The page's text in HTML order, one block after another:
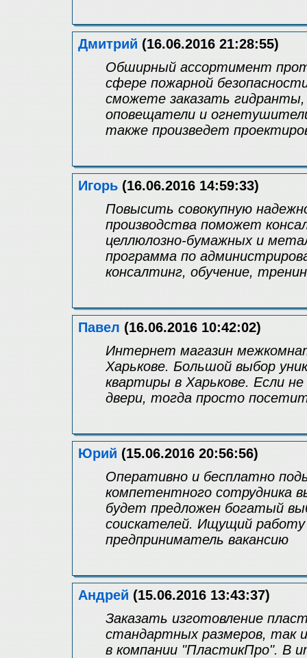
Дмитрий (16.06.2016 21:28:55)
Обширный ассортимент
сфере пожарной
сможете заказать
оповещатели и
также произведет
Игорь (16.06.2016 14:59:33)
Повысить совокупную
производства поможет
целлюлозно-бумажных и
программа по
консалтинг, обучение,
Павел (16.06.2016 10:42:02)
Интернет магазин
Харькове. Большой выбор
квартиры в Харькове. Если
двери, тогда просто
Юрий (15.06.2016 20:56:56)
Оперативно и бесплатно
компетентного сотрудника
будет предложен богатый
соискателей. Ищущий
предприниматель вакансию
Андрей (15.06.2016 13:43:37)
Заказать изготовление
стандартных размеров, так
в компании "ПластикПро". В